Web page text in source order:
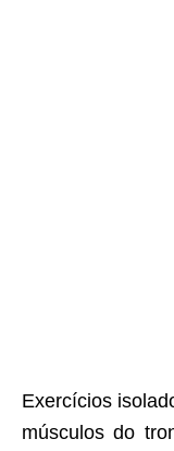
Exercícios
músculos do